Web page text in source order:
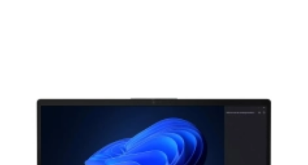
ОБЩИЕ УСЛОВИЯ ГАРАНТИИ
Компания ARTLINE благодарит Вас за выбор
нашей продукции. Мы уверены, что